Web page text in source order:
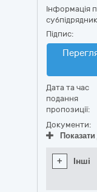
Інформація
Підпис:
Дата та час
подання
пропозиції:
Документи:
+ Інші